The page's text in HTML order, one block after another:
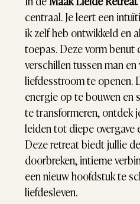
centraal. Je leert een
ik zelf heb ontwikkeld en
toepas. Deze vorm benut
verschillen tussen man
liefdesstroom te openen.
energie op te bouwen en
te transformeren, ontdek
leiden tot diepe overgave
Deze retreat biedt jullie
doorbreken, intieme
een nieuw hoofdstuk te
liefdesleven.